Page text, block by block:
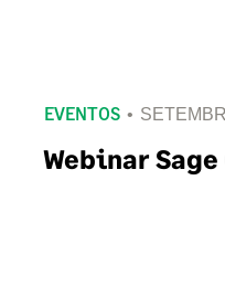
EVENTOS
Webinar